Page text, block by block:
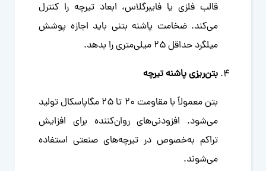
قالب فلزی یا فایبرگلاس، ابعاد تیرچه را کنترل
می‌کند. ضخامت پاشنه بتنی باید اجازه پوشش
میلگرد حداقل ۲۵ میلی‌متری را بدهد.
بتن‌ریزی پاشنه تیرچه
بتن معمولاً با مقاومت ۲۰ تا ۲۵ مگاپاسکال تولید
می‌شود. افزودنی‌های روان‌کننده برای افزایش
تراکم به‌خصوص در تیرچه‌های صنعتی استفاده
می‌شوند.